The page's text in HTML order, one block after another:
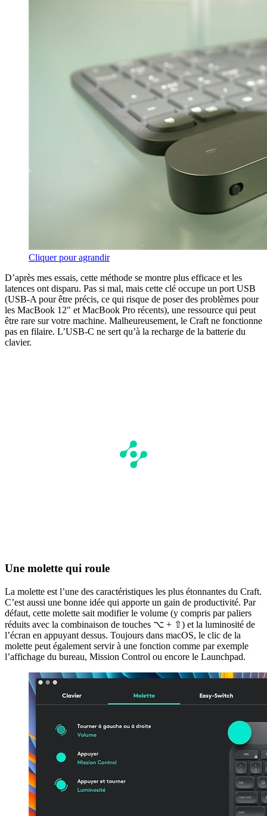
Cliquer pour agrandir
D’après mes essais, cette méthode se montre plus efficace et les
latences ont disparu. Pas si mal, mais cette clé occupe un port USB
(USB-A pour être précis, ce qui risque de poser des problèmes pour
les MacBook 12" et MacBook Pro récents), une ressource qui peut
être rare sur votre machine. Malheureusement, le Craft ne fonctionne
pas en filaire. L’USB-C ne sert qu’à la recharge de la batterie du
clavier.
Une molette qui roule
La molette est l’une des caractéristiques les plus étonnantes du Craft.
C’est aussi une bonne idée qui apporte un gain de productivité. Par
défaut, cette molette sait modifier le volume (y compris par paliers
réduits avec la combinaison de touches ⌥ + ⇧) et la luminosité de
l’écran en appuyant dessus. Toujours dans macOS, le clic de la
molette peut également servir à une fonction comme par exemple
l’affichage du bureau, Mission Control ou encore le Launchpad.